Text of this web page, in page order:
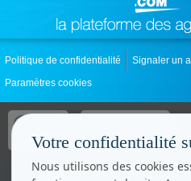
Politique de confidentialité Signaler un
Paramètres cookies
Votre confidentialité
Nous utilisons des cookies